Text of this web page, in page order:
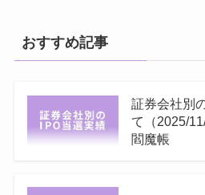
おすすめ記事
証券会社別
て（2025/
閻魔帳